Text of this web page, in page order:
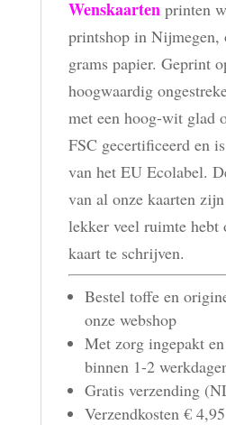
Wenskaartenprinten
printshop in Nijmegen,
grams papier. Geprint
hoogwaardig
met een hoog-wit glad
FSC gecertificeerd en
van het EU Ecolabel.
van al onze kaarten
lekker veel ruimte hebt
kaart te schrijven.
Bestel toffe en
onze webshop
Met zorg ingepakt
binnen 1-2
Gratis verzending
Verzendkosten € 4,95